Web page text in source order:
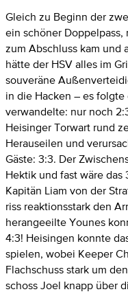
Gleich zu Beginn der
ein schöner
zum Abschluss kam und
hätte der HSV alles im
souveräne
in die Hacken – es
verwandelte: nur noch
Heisinger Torwart rund
Herauseilen und
Gäste: 3:3. Der
Hektik und fast wäre
Kapitän Liam von der
riss reaktionsstark den
herangeeilte Younes
4:3! Heisingen konnte
spielen, wobei Keeper
Flachschuss stark um
schoss Joel knapp über